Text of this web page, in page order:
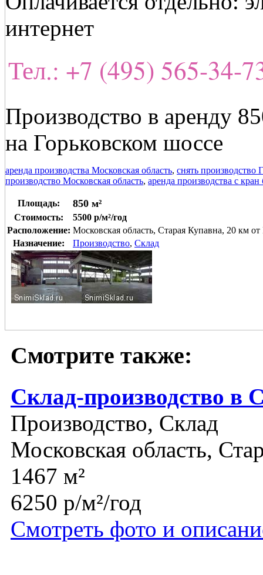
интернет
Тел.: +7 (495) 565-34-
Производство в аренду
на Горьковском шоссе
аренда производства Московская область, снять производство
производство Московская область, аренда производства с кран
Площадь: 850 м²
Стоимость:
5500 р/м²/год
Расположение: Московская область, Старая Купавна, 20 км
Назначение:
Производство, Склад
Смотрите также:
Склад-производство в
Производство, Склад
Московская область,
1467 м²
6250 р/м²/год
Смотреть фото и